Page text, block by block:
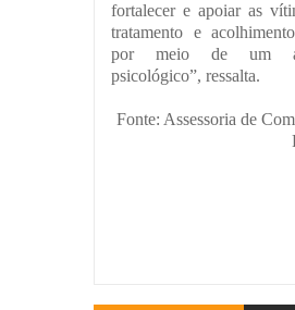
fortalecer e apoiar as
tratamento e
por meio de um
psicológico”, ressalta.
Fonte: Assessoria de